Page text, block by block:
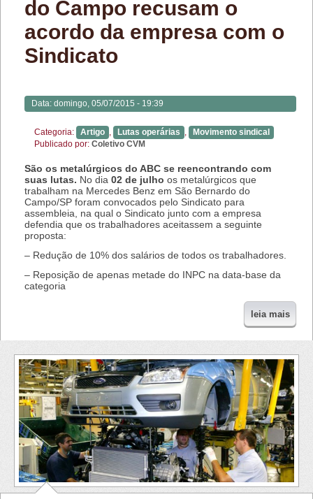
do Campo recusam o
acordo da empresa com o
Sindicato
Data: domingo, 05/07/2015 - 19:39
Categoria: Artigo Lutas operárias
Movimento sindical
Publicado por: Coletivo CVM
São os metalúrgicos do ABC se reencontrando com
suas lutas. No dia 02 de julho os metalúrgicos que
trabalham na Mercedes Benz em São Bernardo do
Campo/SP foram convocados pelo Sindicato para
assembleia, na qual o Sindicato junto com a empresa
defendia que os trabalhadores aceitassem a seguinte
proposta:
– Redução de 10% dos salários de todos os trabalhadores.
– Reposição de apenas metade do INPC na data-base da
categoria
leia mais